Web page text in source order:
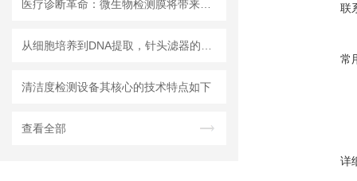
清洁度检测设备其核心的技术特点如下
查看全部
联
常
详